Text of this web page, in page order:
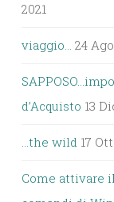
2021
viaggio… 24
d’Acquisto 13
…the wild 17
Come attivare